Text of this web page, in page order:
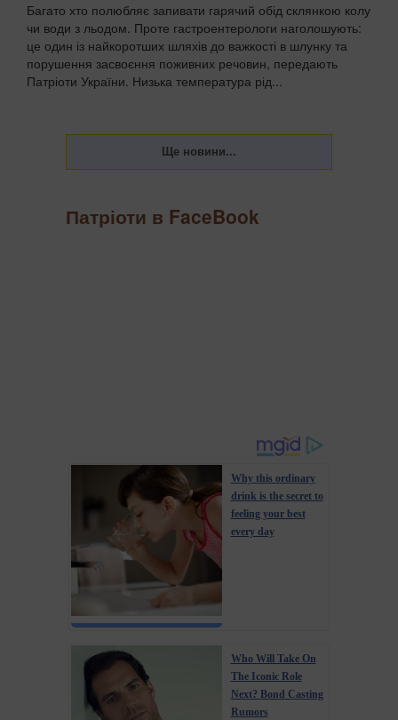
Багато хто полюбляє запивати гарячий обід склянкою колу
чи води з льодом. Проте гастроентерологи наголошують:
це один із найкоротших шляхів до важкості в шлунку та
порушення засвоєння поживних речовин, передають
Патріоти України. Низька температура рід...
Патріоти в FaceBook
Why this ordinary
drink is the secret to
feeling your best
every day
Who Will Take On
The Iconic Role
Next? Bond Casting
Rumors